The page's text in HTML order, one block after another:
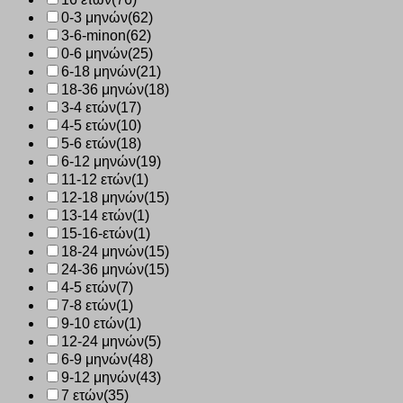
0-3 μηνών(62)
3-6-minon(62)
0-6 μηνών(25)
6-18 μηνών(21)
18-36 μηνών(18)
3-4 ετών(17)
4-5 ετών(10)
5-6 ετών(18)
6-12 μηνών(19)
11-12 ετών(1)
12-18 μηνών(15)
13-14 ετών(1)
15-16-ετών(1)
18-24 μηνών(15)
24-36 μηνών(15)
4-5 ετών(7)
7-8 ετών(1)
9-10 ετών(1)
12-24 μηνών(5)
6-9 μηνών(48)
9-12 μηνών(43)
7 ετών(35)